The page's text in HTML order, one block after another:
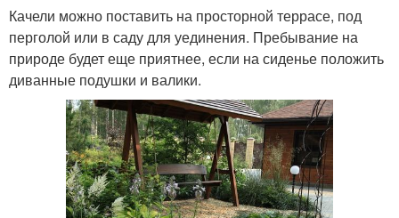
Качели можно поставить на просторной террасе, под
перголой или в саду для уединения. Пребывание на
природе будет еще приятнее, если на сиденье положить
диванные подушки и валики.